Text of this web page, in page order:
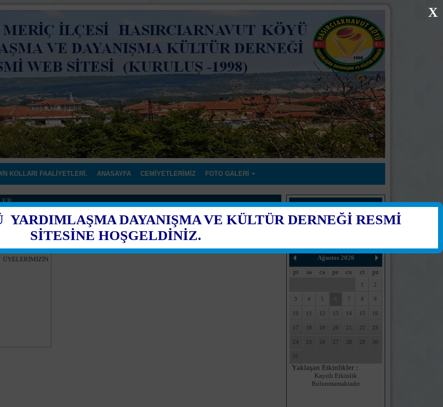
KOLLARI FAALİYETLERİ. ANASAYFA CEMİYETLERİMİZ FOTO GALERİ
ÜYE AİDAT SORGULAMA
Ağustos 2026
pt
sa ca pe cu ct pz
1 2
3 4 5 6 7 8 9
10 11 12 13 14 15 16
17 18 19 20 21 22 23
24 25 26 27 28 29 30
31
Yaklaşan Etkinlikler :
Kayıtlı Etkinlik
Bulunmamaktadır
X
YARDIMLAŞMA DAYANIŞMA VE KÜLTÜR DERNEĞİ RESMİ
SİTESİNE HOŞGELDİNİZ.